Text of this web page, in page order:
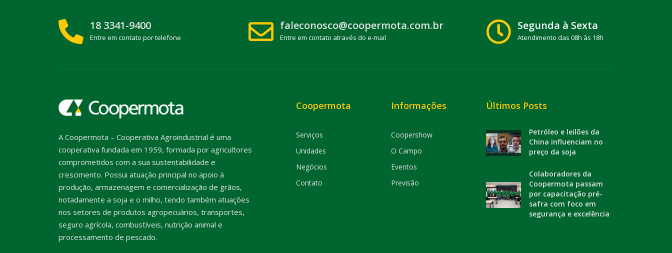
18 3341-9400
Entre em contato por telefone
faleconosco@coopermota.com.br
Entre em contato através do e-mail
Segunda à Sexta
Atendimento das 08h às 18h
A Coopermota – Cooperativa Agroindustrial é uma
cooperativa fundada em 1959, formada por agricultores
comprometidos com a sua sustentabilidade e
crescimento. Possui atuação principal no apoio à
produção, armazenagem e comercialização de grãos,
notadamente a soja e o milho, tendo também atuações
nos setores de produtos agropecuários, transportes,
seguro agrícola, combustíveis, nutrição animal e
processamento de pescado.
Coopermota
Serviços
Unidades
Negócios
Contato
Informações
Coopershow
O Campo
Eventos
Previsão
Últimos Posts
Petróleo e leilões da
China influenciam no
preço da soja
Colaboradores da
Coopermota passam
por capacitação pré-
safra com foco em
segurança e excelência